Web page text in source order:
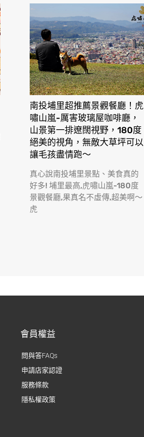
南投埔里超推薦景觀餐廳！虎
嘯山嵐-厲害玻璃屋咖啡廳，
山景第一排遼闊視野，180度
絕美的視角，無敵大草坪可以
讓毛孩盡情跑〜
真心說南投埔里景點、美食真的
好多! 埔里最高,虎嘯山嵐-180度
景觀餐廳,果真名不虛傳,超美啊〜
虎
會員權益
問與答FAQs
申請店家認證
服務條款
隱私權政策